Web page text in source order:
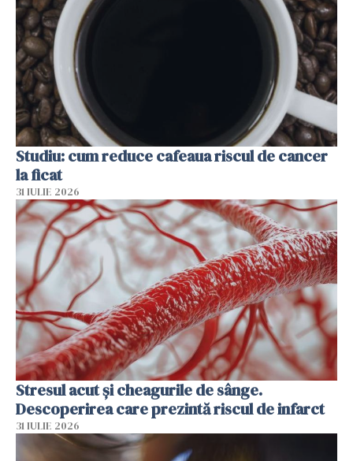
Studiu: cum reduce cafeaua riscul de cancer
la ficat
31 IULIE 2026
Stresul acut și cheagurile de sânge.
Descoperirea care prezintă riscul de infarct
31 IULIE 2026